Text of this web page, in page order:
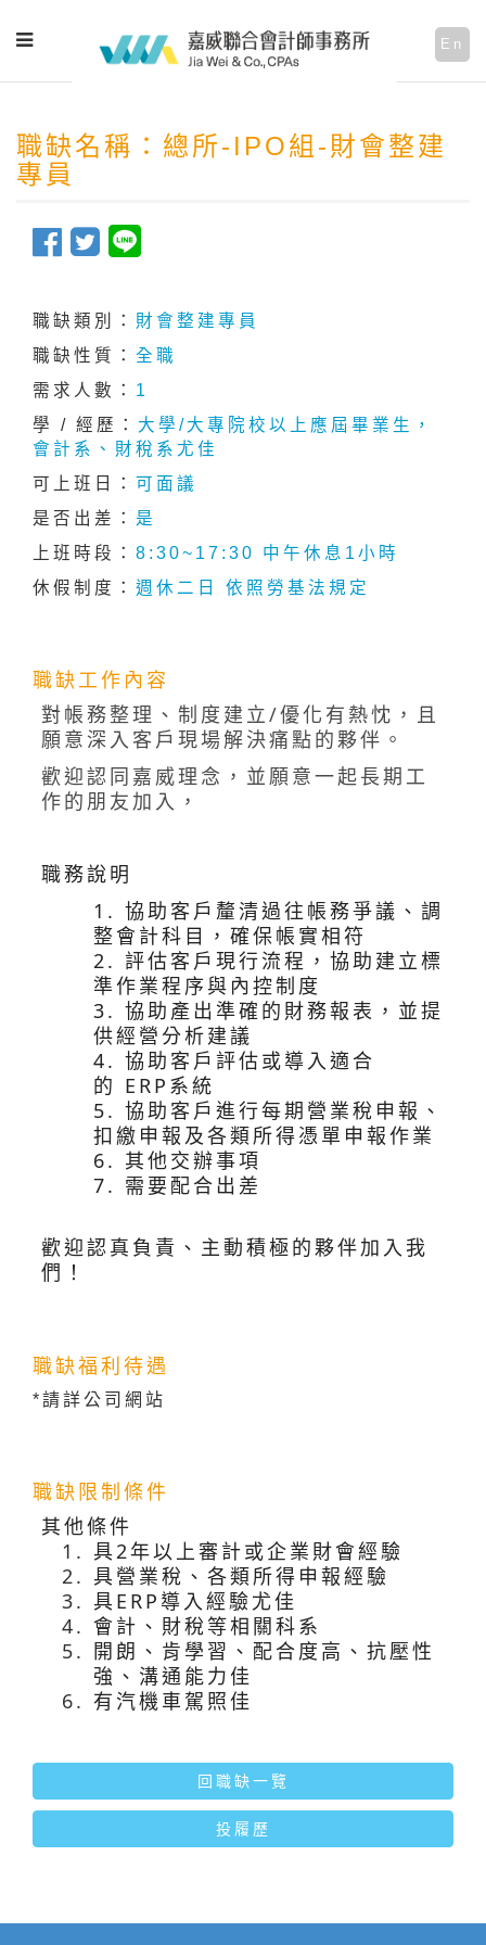
En
職缺名稱：總所-IPO組-財會整建
專員
職缺類別： 財會整建專員
職缺性質： 全職
需求人數： 1
學 / 經歷： 大學/大專院校以上應屆畢業生，
會計系、財稅系尤佳
可上班日： 可面議
是否出差： 是
上班時段： 8:30~17:30 中午休息1小時
休假制度： 週休二日 依照勞基法規定
職缺工作內容
對帳務整理、制度建立/優化有熱忱，且
願意深入客戶現場解決痛點的夥伴。
歡迎認同嘉威理念，並願意一起長期工
作的朋友加入，
職務說明
1. 協助客戶釐清過往帳務爭議、調
整會計科目，確保帳實相符
2. 評估客戶現行流程，協助建立標
準作業程序與內控制度
3. 協助產出準確的財務報表，並提
供經營分析建議
4. 協助客戶評估或導入適合
的 ERP 系統
5. 協助客戶進行每期營業稅申報、
扣繳申報及各類所得憑單申報作業
6. 其他交辦事項
7. 需要配合出差
歡迎認真負責、主動積極的夥伴加入我
們！
職缺福利待遇
*請詳公司網站
職缺限制條件
其他條件
具2年以上審計或企業財會經驗
具營業稅、各類所得申報經驗
具ERP 導入經驗尤佳
會計、財稅等相關科系
開朗、肯學習、配合度高、抗壓性
強、溝通能力佳
有汽機車駕照佳
回職缺一覽
投履歷